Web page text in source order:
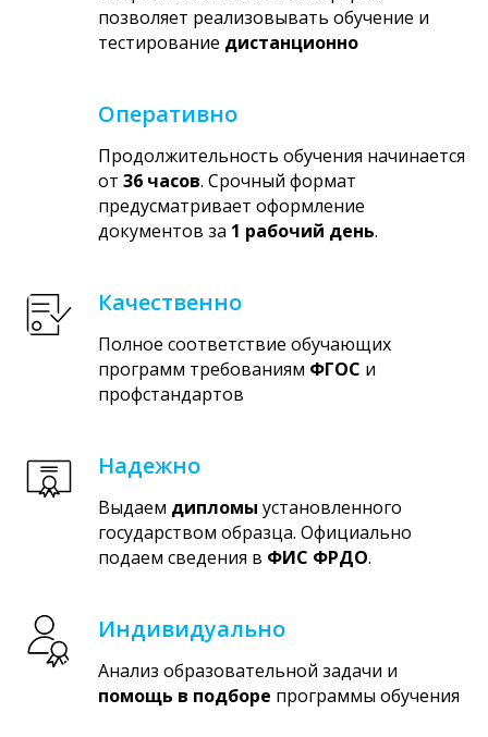
позволяет реализовывать обучение и
тестирование дистанционно
Оперативно
Продолжительность обучения начинается
от 36 часов. Срочный формат
предусматривает оформление
документов за 1 рабочий день.
Качественно
Полное соответствие обучающих
программ требованиям ФГОС и
профстандартов
Надежно
Выдаем дипломы установленного
государством образца. Официально
подаем сведения в ФИС ФРДО.
Индивидуально
Анализ образовательной задачи и
помощь в подборе программы обучения